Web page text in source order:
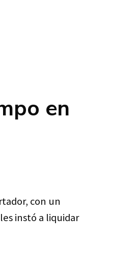
en
con un
instó a liquidar